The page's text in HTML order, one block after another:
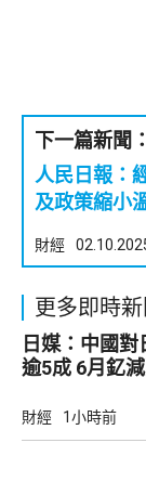
下一篇新聞：
人民日報：
及政策縮小
財經
更多即時新
日媒：中國
逾5成 6月
財經 1小時前